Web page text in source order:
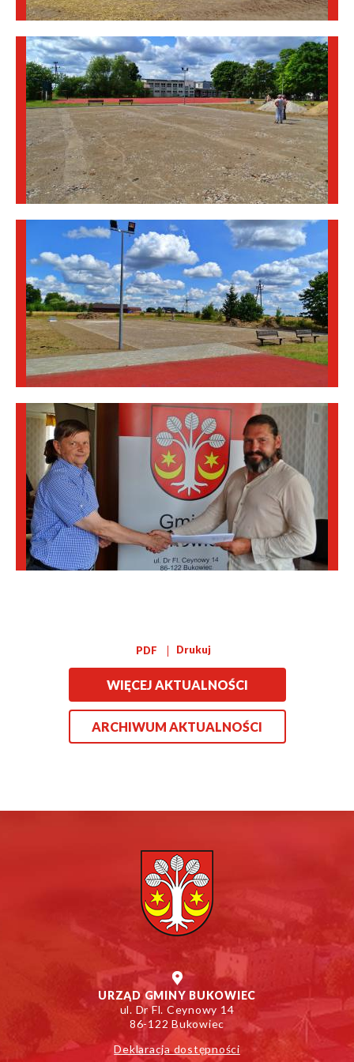
PDF Drukuj
WIĘCEJ AKTUALNOŚCI
ARCHIWUM AKTUALNOŚCI
URZĄD GMINY BUKOWIEC
ul. Dr Fl. Ceynowy 14
86-122 Bukowiec
Deklaracja dostępności